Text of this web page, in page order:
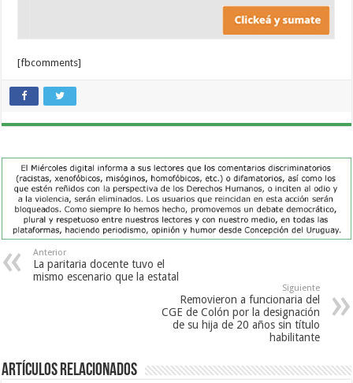
[fbcomments]
Anterior
La paritaria docente tuvo el
mismo escenario que la estatal
Siguiente
Removieron a funcionaria del
CGE de Colón por la designación
de su hija de 20 años sin título
habilitante
Artículos Relacionados